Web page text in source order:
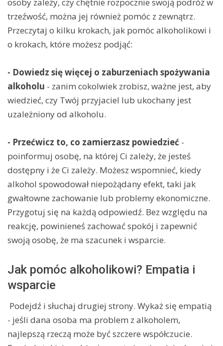
trzeźwość, można jej również pomóc z zewnątrz.
Przeczytaj o kilku krokach, jak pomóc alkoholikowi i
o krokach, które możesz podjąć:
- Dowiedz się więcej o zaburzeniach spożywania
alkoholu - zanim cokolwiek zrobisz, ważne jest, aby
wiedzieć, czy Twój przyjaciel lub ukochany jest
uzależniony od alkoholu.
- Przećwicz to, co zamierzasz powiedzieć -
poinformuj osobę, na której Ci zależy, że jesteś
dostępny i że Ci zależy. Możesz wspomnieć, kiedy
alkohol spowodował niepożądany efekt, taki jak
gwałtowne zachowanie lub problemy ekonomiczne.
Przygotuj się na każdą odpowiedź. Bez względu na
reakcję, powinieneś zachować spokój i zapewnić
swoją osobę, że ma szacunek i wsparcie.
Jak pomóc alkoholikowi? Empatia i
wsparcie
Podejdź i słuchaj drugiej strony. Wykaż się empatią
- jeśli dana osoba ma problem z alkoholem,
najlepszą rzeczą może być szczere współczucie.